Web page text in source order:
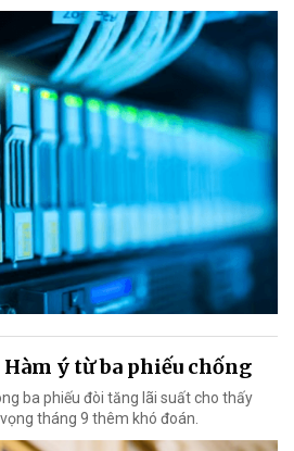
Hàm ý từ ba phiếu chống
ba phiếu đòi tăng lãi suất cho thấy
tháng 9 thêm khó đoán.